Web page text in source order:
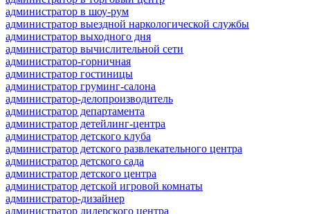
администратор в шоу-рум
администратор выездной наркологической службы
администратор выходного дня
администратор вычислительной сети
администратор-горничная
администратор гостиницы
администратор груминг-салона
администратор-делопроизводитель
администратор департамента
администратор детейлинг-центра
администратор детского клуба
администратор детского развлекательного центра
администратор детского сада
администратор детского центра
администратор детской игровой комнаты
администратор-дизайнер
администратор дилерского центра